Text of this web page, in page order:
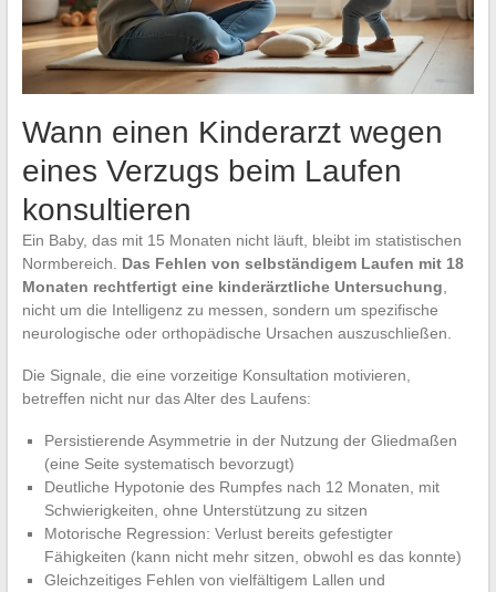
Wann einen Kinderarzt wegen
eines Verzugs beim Laufen
konsultieren
Ein Baby, das mit 15 Monaten nicht läuft, bleibt im statistischen
Normbereich. Das Fehlen von selbständigem Laufen mit 18
Monaten rechtfertigt eine kinderärztliche Untersuchung
nicht um die Intelligenz zu messen, sondern um spezifische
neurologische oder orthopädische Ursachen auszuschließen.
Die Signale, die eine vorzeitige Konsultation motivieren,
betreffen nicht nur das Alter des Laufens:
Persistierende Asymmetrie in der Nutzung der Gliedmaßen
(eine Seite systematisch bevorzugt)
Deutliche Hypotonie des Rumpfes nach 12 Monaten, mit
Schwierigkeiten, ohne Unterstützung zu sitzen
Motorische Regression: Verlust bereits gefestigter
Fähigkeiten (kann nicht mehr sitzen, obwohl es das konnte)
Gleichzeitiges Fehlen von vielfältigem Lallen und